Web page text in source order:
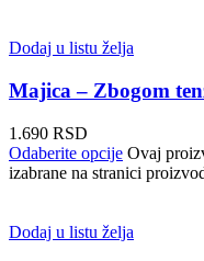
Dodaj u listu želja
Majica – Zbogom
1.690 RSD
Odaberite opcije Ovaj
izabrane na stranici
Dodaj u listu želja